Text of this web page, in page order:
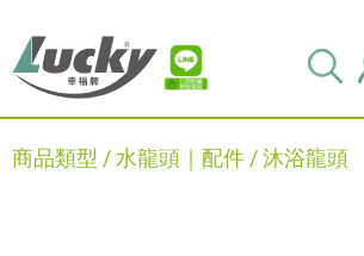
商品類型 / 水龍頭｜配件 /沐浴龍頭